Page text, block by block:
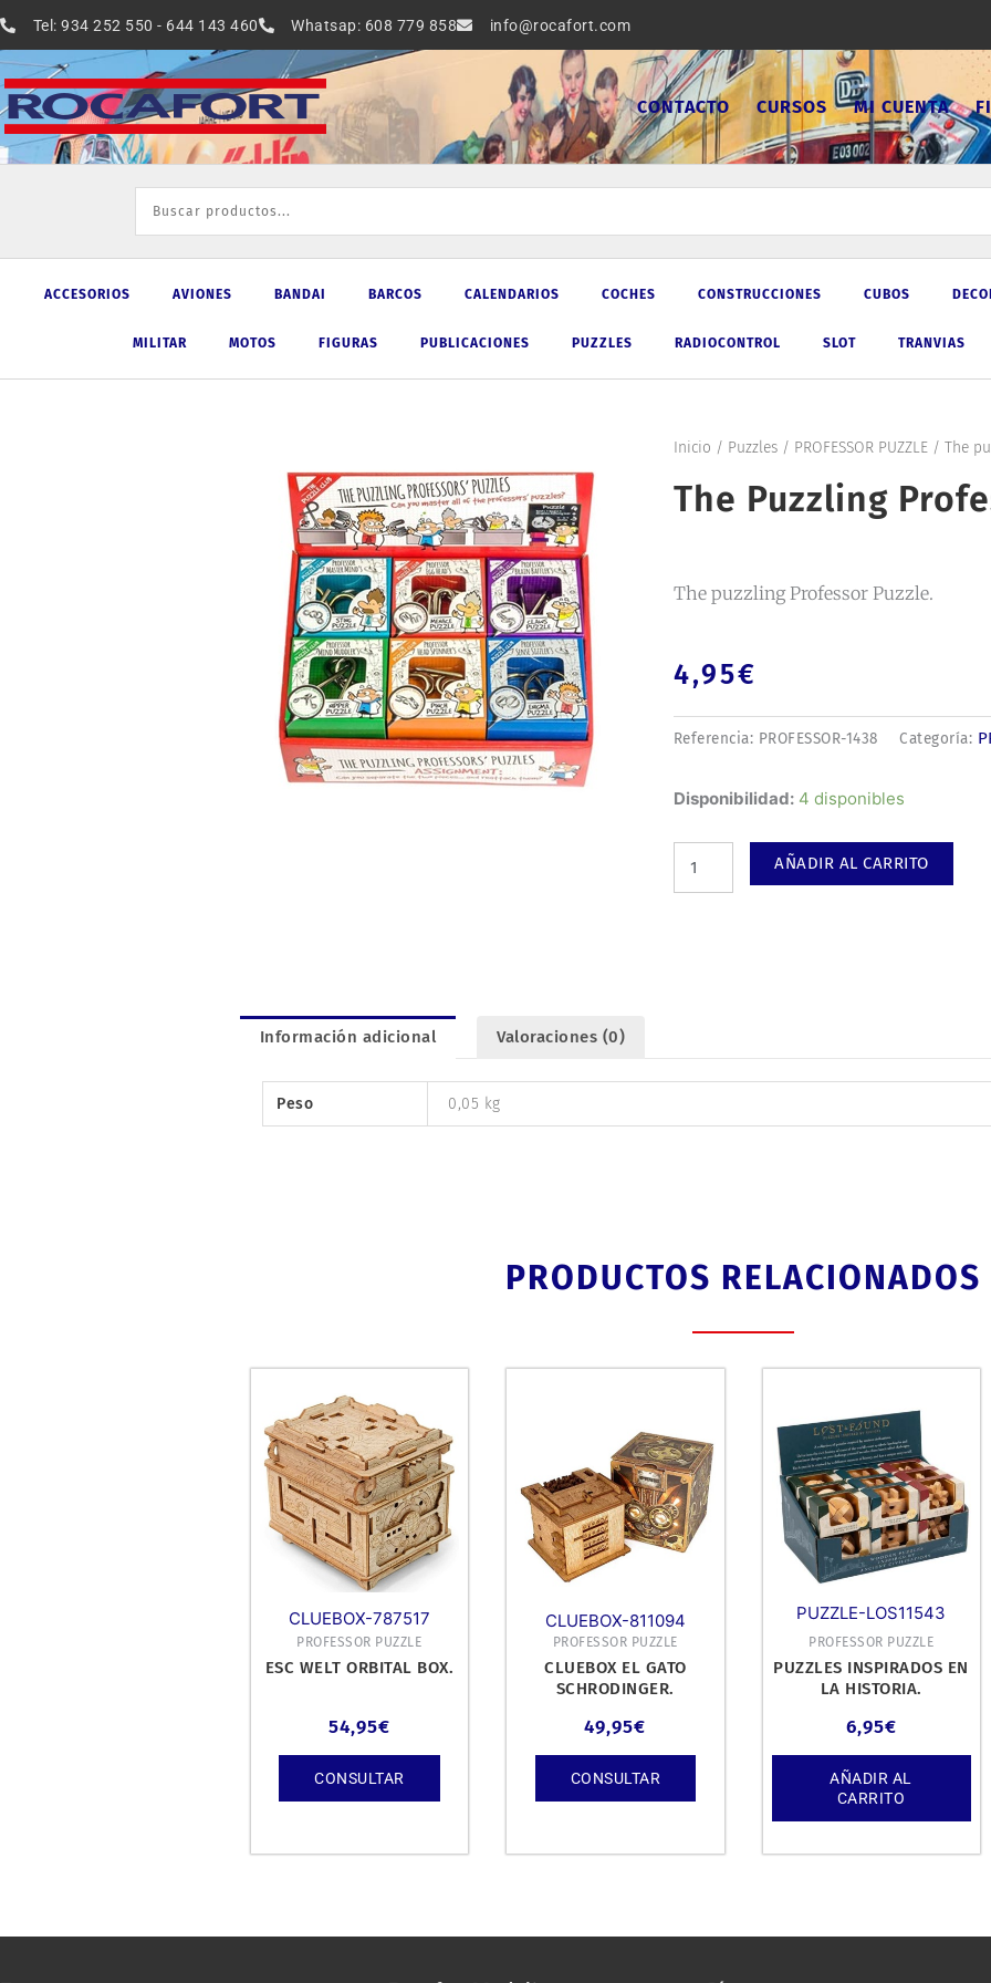
al
contenido
Tel: 934 252 550 - 644 143 460 Whatsap: 608 779 858 info@rocafort.com
CONTACTO CURSOS MI CUENTA
ACCESORIOS AVIONES BANDAI BARCOS CALENDARIOS COCHES CONSTRUCCIONES CUBOS
MILITAR MOTOS FIGURAS PUBLICACIONES PUZZLES RADIOCONTROL SLOT TRANVIAS
Inicio / Puzzles/ PROFESSOR PUZZLE/ The
The Puzzling
The puzzling Professor Puzzle.
4,95€
Referencia: PROFESSOR-1438 Categoría:
Disponibilidad: 4 disponibles
The
Puzzle.
AÑADIR AL CARRITO
Información adicional Valoraciones (0)
Peso 0,05 kg
PRODUCTOS RELACIONADOS
CLUEBOX-787517
PROFESSOR PUZZLE
ESC WELT ORBITAL BOX.
54,95€
CONSULTAR
CLUEBOX-811094
PROFESSOR PUZZLE
CLUEBOX EL GATO
SCHRODINGER.
49,95€
CONSULTAR
PUZZLE-LOS11543
PROFESSOR PUZZLE
PUZZLES INSPIRADOS EN
LA HISTORIA.
6,95€
AÑADIR AL
CARRITO